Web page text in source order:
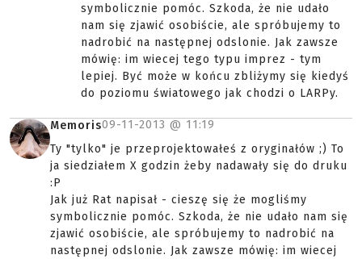
symbolicznie pomóc. Szkoda, że nie udało
nam się zjawić osobiście, ale spróbujemy to
nadrobić na następnej odslonie. Jak zawsze
mówię: im wiecej tego typu imprez - tym
lepiej. Być może w końcu zbliżymy się kiedyś
do poziomu światowego jak chodzi o LARPy.
Memoris09-11-2013 @ 11:19
Ty "tylko" je przeprojektowałeś z oryginałów ;) To
ja siedziałem X godzin żeby nadawały się do druku
:P
Jak już Rat napisał - cieszę się że mogliśmy
symbolicznie pomóc. Szkoda, że nie udało nam się
zjawić osobiście, ale spróbujemy to nadrobić na
następnej odslonie. Jak zawsze mówię: im wiecej